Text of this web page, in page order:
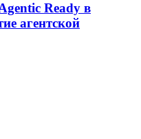
Ready в
агентской